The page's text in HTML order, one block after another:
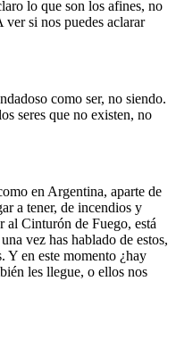
lo que son los afines, no
ver si nos puedes aclarar
como ser, no siendo.
seres que no existen, no
en Argentina, aparte de
a tener, de incendios y
al Cinturón de Fuego, está
vez has hablado de estos,
Y en este momento ¿hay
les llegue, o ellos nos